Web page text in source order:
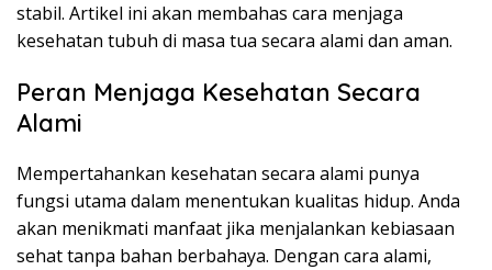
stabil. Artikel ini akan membahas cara menjaga
kesehatan tubuh di masa tua secara alami dan aman.
Peran Menjaga Kesehatan Secara
Alami
Mempertahankan kesehatan secara alami punya
fungsi utama dalam menentukan kualitas hidup. Anda
akan menikmati manfaat jika menjalankan kebiasaan
sehat tanpa bahan berbahaya. Dengan cara alami,